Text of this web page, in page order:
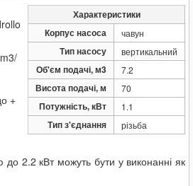
27 589
22 711
25 531 грн.
27 589грн.
25 531грн.
27 589грн.
Характеристики
Корпус насоса
чавун
Тип насосу вертикальний
Об'єм подачі, м3 7.2
Висота подачі, м 70
Потужність, кВт 1.1
Тип з'єднання різьба
+
до 2.2 кВт можуть бути у виконанні як